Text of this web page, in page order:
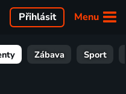
Menu
Přihlásit
Zábava Sport